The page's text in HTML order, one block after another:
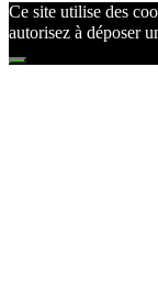
Ce site utilise des
autorisez à déposer